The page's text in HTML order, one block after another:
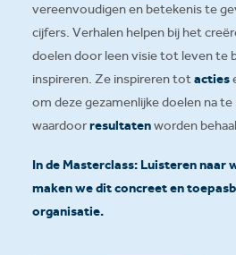
vereenvoudigen en betekenis te
cijfers. Verhalen helpen bij het
doelen door leen visie tot leven te
inspireren. Ze inspireren totacties
om deze gezamenlijke doelen na
waardoorresultatenworden
In de Masterclass: Luisteren
maken we dit concreet en
organisatie.